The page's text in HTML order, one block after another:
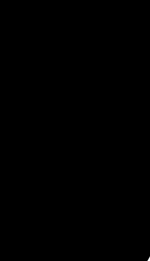
загрузила их на сайт, через
заказа на сайте интуитивно понятно,
найдет что-то для себя. Печать
печатных фотографий!
порадовал, фотографии яркие и